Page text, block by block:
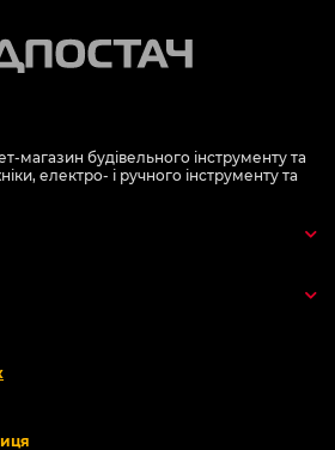
магазин будівельного інструменту та
електро- і ручного інструменту та